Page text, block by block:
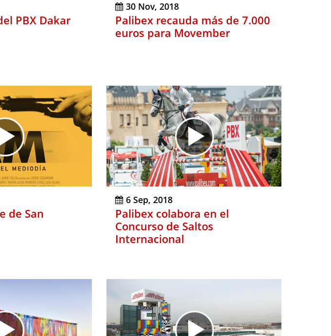
PBX Dakar
30 Nov, 2018
Palibex recauda más de 7.000
euros para Movember
de San
6 Sep, 2018
Palibex colabora en el
Concurso de Saltos
Internacional